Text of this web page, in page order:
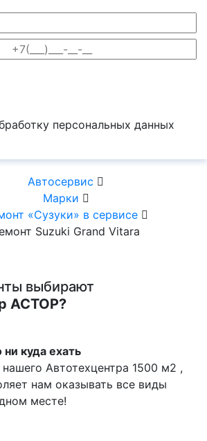
персональных данных
Автосервис
Марки
«Сузуки» в сервисе
Suzuki Grand Vitara
выбирают
АСТОР?
куда ехать
Автотехцентра 1500 м2 ,
нам оказывать все виды
месте!